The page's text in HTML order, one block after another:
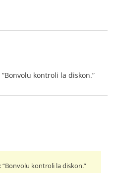
kontroli la diskon.”
kontroli la diskon.”